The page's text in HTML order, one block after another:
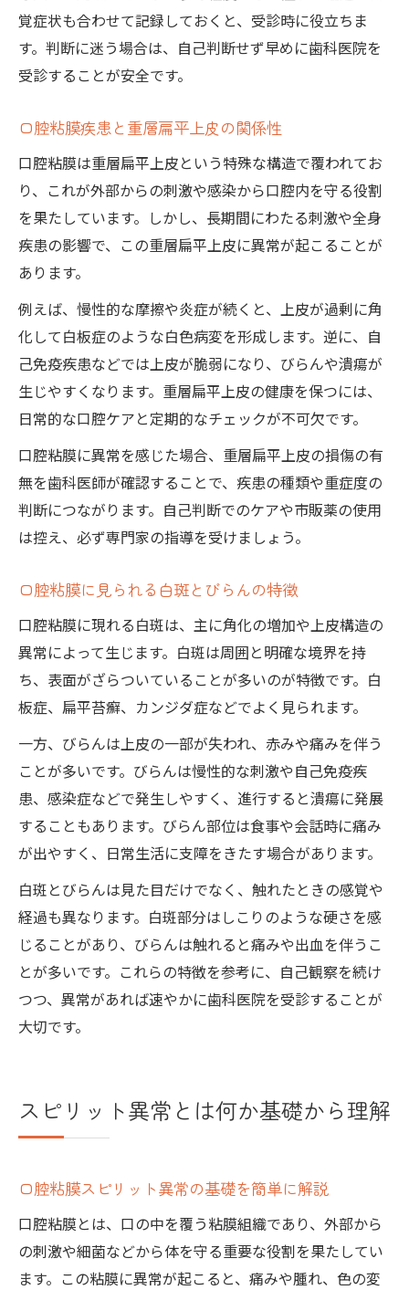
覚症状も合わせて記録しておくと、受診時に役立ちま
す。判断に迷う場合は、自己判断せず早めに歯科医院を
受診することが安全です。
口腔粘膜疾患と重層扁平上皮の関係性
口腔粘膜は重層扁平上皮という特殊な構造で覆われてお
り、これが外部からの刺激や感染から口腔内を守る役割
を果たしています。しかし、長期間にわたる刺激や全身
疾患の影響で、この重層扁平上皮に異常が起こることが
あります。
例えば、慢性的な摩擦や炎症が続くと、上皮が過剰に角
化して白板症のような白色病変を形成します。逆に、自
己免疫疾患などでは上皮が脆弱になり、びらんや潰瘍が
生じやすくなります。重層扁平上皮の健康を保つには、
日常的な口腔ケアと定期的なチェックが不可欠です。
口腔粘膜に異常を感じた場合、重層扁平上皮の損傷の有
無を歯科医師が確認することで、疾患の種類や重症度の
判断につながります。自己判断でのケアや市販薬の使用
は控え、必ず専門家の指導を受けましょう。
口腔粘膜に見られる白斑とびらんの特徴
口腔粘膜に現れる白斑は、主に角化の増加や上皮構造の
異常によって生じます。白斑は周囲と明確な境界を持
ち、表面がざらついていることが多いのが特徴です。白
板症、扁平苔癬、カンジダ症などでよく見られます。
一方、びらんは上皮の一部が失われ、赤みや痛みを伴う
ことが多いです。びらんは慢性的な刺激や自己免疫疾
患、感染症などで発生しやすく、進行すると潰瘍に発展
することもあります。びらん部位は食事や会話時に痛み
が出やすく、日常生活に支障をきたす場合があります。
白斑とびらんは見た目だけでなく、触れたときの感覚や
経過も異なります。白斑部分はしこりのような硬さを感
じることがあり、びらんは触れると痛みや出血を伴うこ
とが多いです。これらの特徴を参考に、自己観察を続け
つつ、異常があれば速やかに歯科医院を受診することが
大切です。
スピリット異常とは何か基礎から理解
口腔粘膜スピリット異常の基礎を簡単に解説
口腔粘膜とは、口の中を覆う粘膜組織であり、外部から
の刺激や細菌などから体を守る重要な役割を果たしてい
ます。この粘膜に異常が起こると、痛みや腫れ、色の変